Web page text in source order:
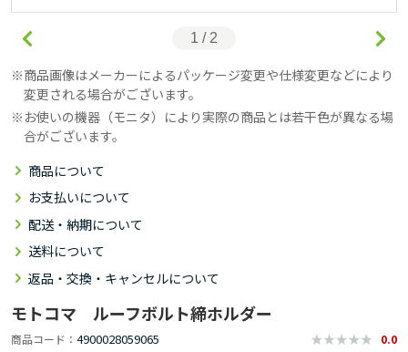
1 / 2
商品画像はメーカーによるパッケージ変更や仕様変更などにより
変更される場合がございます。
お使いの機器（モニタ）により実際の商品とは若干色が異なる場
合がございます。
商品について
お支払いについて
配送・納期について
送料について
返品・交換・キャンセルについて
モトコマ ルーフボルト締ホルダー
商品コード 4900028059065 0.0